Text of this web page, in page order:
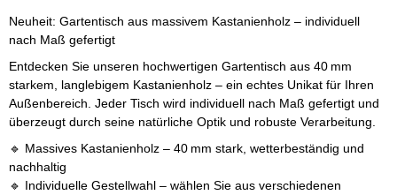
Neuheit: Gartentisch aus massivem Kastanienholz – individuell
nach Maß gefertigt
Entdecken Sie unseren hochwertigen Gartentisch aus 40 mm
starkem, langlebigem Kastanienholz – ein echtes Unikat für Ihren
Außenbereich. Jeder Tisch wird individuell nach Maß gefertigt und
überzeugt durch seine natürliche Optik und robuste Verarbeitung.
🔹 Massives Kastanienholz – 40 mm stark, wetterbeständig und
nachhaltig
🔹 Individuelle Gestellwahl – wählen Sie aus verschiedenen